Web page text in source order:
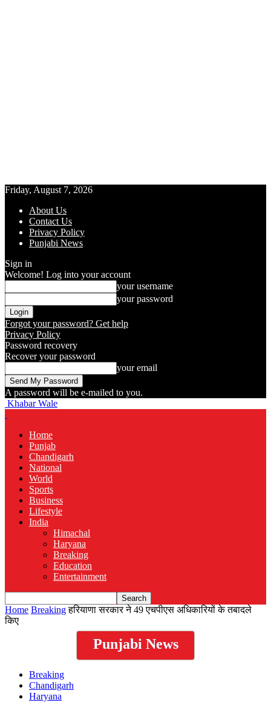
Friday, August 7, 2026
About Us
Contact Us
Privacy Policy
Punjabi News
Sign in
Welcome! Log into your account
your username
your password
Forgot your password? Get help
Privacy Policy
Password recovery
Recover your password
your email
A password will be e-mailed to you.
Khabar Wale
Home
Punjab
Chandigarh
National
World
Sports
Business
Lifestyle
India
Himachal
Haryana
Breaking
Education
Entertainment
Home Breaking हरियाणा सरकार ने 49 एचपीएस अधिकारियों के तबादले
किए
Punjabi News
Breaking
Chandigarh
Haryana